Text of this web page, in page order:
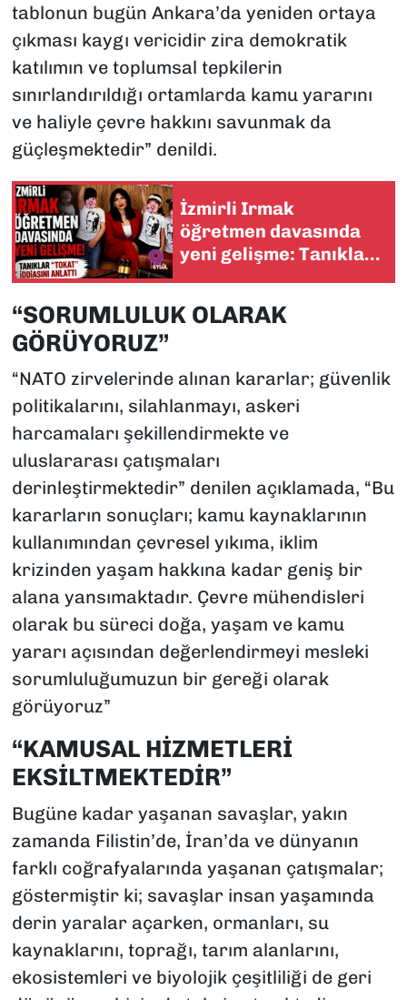
tablonun bugün Ankara’da yeniden ortaya
çıkması kaygı vericidir zira demokratik
katılımın ve toplumsal tepkilerin
sınırlandırıldığı ortamlarda kamu yararını
ve haliyle çevre hakkını savunmak da
güçleşmektedir” denildi.
İzmirli Irmak
öğretmen davasında
yeni gelişme: Tanıklar
“SORUMLULUK OLARAK
GÖRÜYORUZ”
“NATO zirvelerinde alınan kararlar; güvenlik
politikalarını, silahlanmayı, askeri
harcamaları şekillendirmekte ve
uluslararası çatışmaları
derinleştirmektedir” denilen açıklamada, “Bu
kararların sonuçları; kamu kaynaklarının
kullanımından çevresel yıkıma, iklim
krizinden yaşam hakkına kadar geniş bir
alana yansımaktadır. Çevre mühendisleri
olarak bu süreci doğa, yaşam ve kamu
yararı açısından değerlendirmeyi mesleki
sorumluluğumuzun bir gereği olarak
görüyoruz”
“KAMUSAL HİZMETLERİ
EKSİLTMEKTEDİR”
Bugüne kadar yaşanan savaşlar, yakın
zamanda Filistin’de, İran’da ve dünyanın
farklı coğrafyalarında yaşanan çatışmalar;
göstermiştir ki; savaşlar insan yaşamında
derin yaralar açarken, ormanları, su
kaynaklarını, toprağı, tarım alanlarını,
ekosistemleri ve biyolojik çeşitliliği de geri